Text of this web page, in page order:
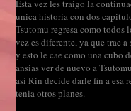
Esta vez les traigo la
unica historia con dos
Tsutomu regresa como todos
vez es diferente, ya que trae
y esto le cae como una cubo
ansias ver de nuevo a
así Rin decide darle fin a esa
tenia otros planes.